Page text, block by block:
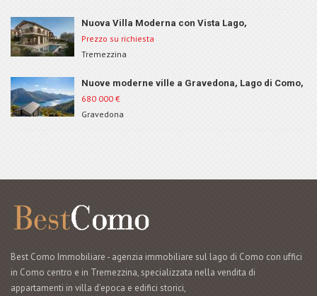
Nuova Villa Moderna con Vista Lago,
Tremezzina, ID 150A
Prezzo su richiesta
Tremezzina
Nuove moderne ville a Gravedona, Lago di Como,
ID 167
680 000 €
Gravedona
Best Como Immobiliare - agenzia immobiliare sul lago di Como con uffici
in Como centro e in Tremezzina, specializzata nella vendita di
appartamenti in villa d’epoca e edifici storici,